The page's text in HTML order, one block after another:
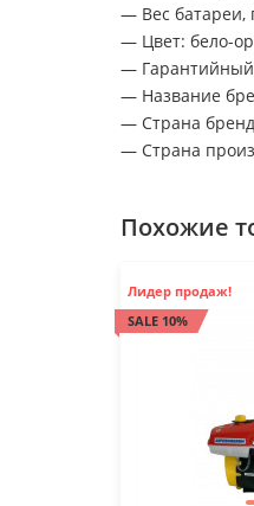
— Вес батареи,
— Цвет: бело-
— Гарантийный
— Название
— Страна
— Страна
Похожие
Лидер продаж!
SALE 10%